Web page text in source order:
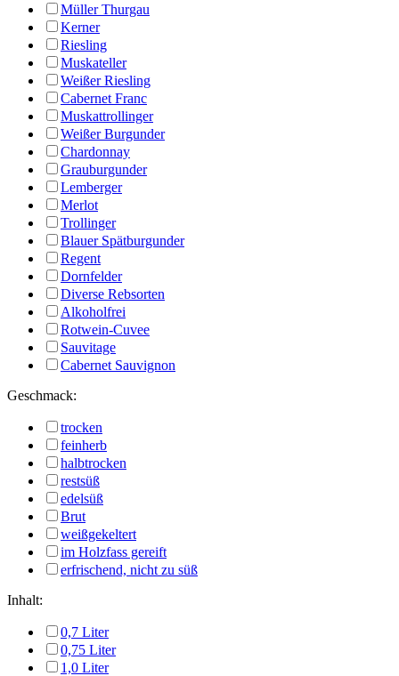
Müller Thurgau
Kerner
Riesling
Muskateller
Weißer Riesling
Cabernet Franc
Muskattrollinger
Weißer Burgunder
Chardonnay
Grauburgunder
Lemberger
Merlot
Trollinger
Blauer Spätburgunder
Regent
Dornfelder
Diverse Rebsorten
Alkoholfrei
Rotwein-Cuvee
Sauvitage
Cabernet Sauvignon
Geschmack:
trocken
feinherb
halbtrocken
restsüß
edelsüß
Brut
weißgekeltert
im Holzfass gereift
erfrischend, nicht zu süß
Inhalt:
0,7 Liter
0,75 Liter
1,0 Liter